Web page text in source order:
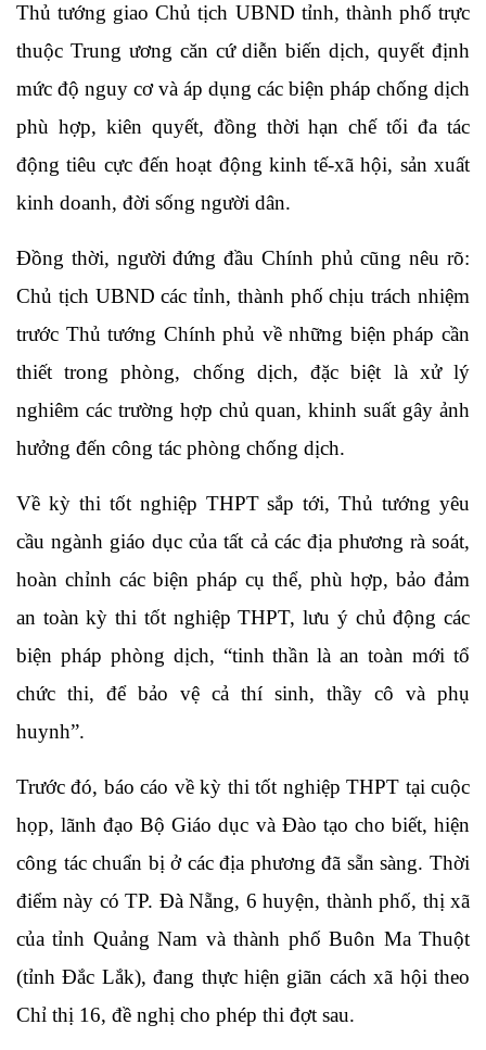
Thủ tướng giao Chủ tịch UBND tỉnh, thành phố trực
thuộc Trung ương căn cứ diễn biến dịch, quyết định
mức độ nguy cơ và áp dụng các biện pháp chống dịch
phù hợp, kiên quyết, đồng thời hạn chế tối đa tác
động tiêu cực đến hoạt động kinh tế-xã hội, sản xuất
kinh doanh, đời sống người dân.
Đồng thời, người đứng đầu Chính phủ cũng nêu rõ:
Chủ tịch UBND các tỉnh, thành phố chịu trách nhiệm
trước Thủ tướng Chính phủ về những biện pháp cần
thiết trong phòng, chống dịch, đặc biệt là xử lý
nghiêm các trường hợp chủ quan, khinh suất gây ảnh
hưởng đến công tác phòng chống dịch.
Về kỳ thi tốt nghiệp THPT sắp tới, Thủ tướng yêu
cầu ngành giáo dục của tất cả các địa phương rà soát,
hoàn chỉnh các biện pháp cụ thể, phù hợp, bảo đảm
an toàn kỳ thi tốt nghiệp THPT, lưu ý chủ động các
biện pháp phòng dịch, “tinh thần là an toàn mới tổ
chức thi, để bảo vệ cả thí sinh, thầy cô và phụ
huynh”.
Trước đó, báo cáo về kỳ thi tốt nghiệp THPT tại cuộc
họp, lãnh đạo Bộ Giáo dục và Đào tạo cho biết, hiện
công tác chuẩn bị ở các địa phương đã sẵn sàng. Thời
điểm này có TP. Đà Nẵng, 6 huyện, thành phố, thị xã
của tỉnh Quảng Nam và thành phố Buôn Ma Thuột
(tỉnh Đắc Lắk), đang thực hiện giãn cách xã hội theo
Chỉ thị 16, đề nghị cho phép thi đợt sau.